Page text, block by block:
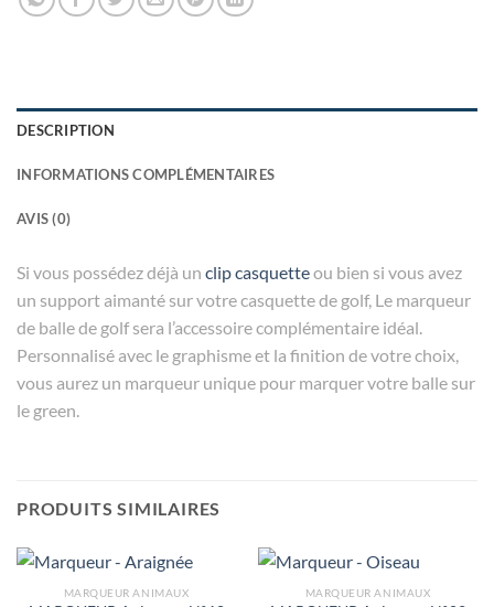
DESCRIPTION
INFORMATIONS COMPLÉMENTAIRES
AVIS (0)
Si vous possédez déjà un clip casquetteou bien si vous avez
un support aimanté sur votre casquette de golf, Le marqueur
de balle de golf sera l’accessoire complémentaire idéal.
Personnalisé avec le graphisme et la finition de votre choix,
vous aurez un marqueur unique pour marquer votre balle sur
le green.
PRODUITS SIMILAIRES
MARQUEUR ANIMAUX MARQUEUR ANIMAUX